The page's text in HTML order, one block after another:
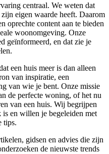
centraal. We weten dat
eigen waarde heeft. Daarom
oprechte content aan te bieden
woonomgeving. Onze
geïnformeerd, en dat zie je
een huis meer is dan alleen
van inspiratie, een
van wie je bent. Onze missie
de perfecte woning, of het nu
van een huis. Wij begrijpen
en willen je begeleiden met
tips.
gidsen en advies die zijn
de nieuwste trends